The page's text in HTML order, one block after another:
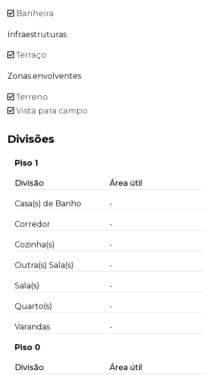
Banheira
Infraestruturas
Terraço
Zonas envolventes
Terreno
Vista para campo
Divisões
Piso 1
Divisão Área útil
Casa(s) de Banho -
Corredor -
Cozinha(s) -
Outra(s) Sala(s) -
Sala(s) -
Quarto(s) -
Varandas -
Piso 0
Divisão Área útil